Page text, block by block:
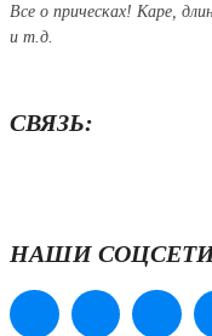
Все о прическах! Каре,
и т.д.
СВЯЗЬ:
НАШИ